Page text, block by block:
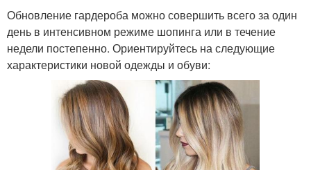
Обновление гардероба можно совершить всего за один
день в интенсивном режиме шопинга или в течение
недели постепенно. Ориентируйтесь на следующие
характеристики новой одежды и обуви: